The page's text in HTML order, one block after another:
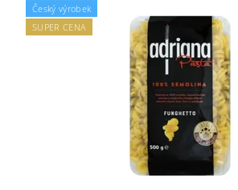
Český výrobek
SUPER CENA